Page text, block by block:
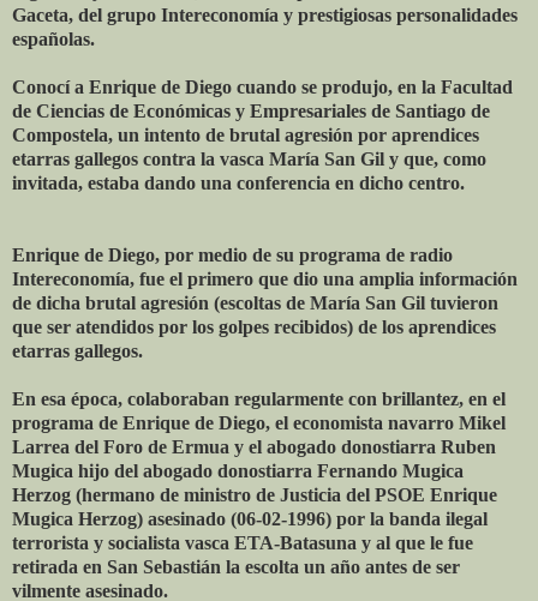
Gaceta, del grupo Intereconomía y prestigiosas personalidades
españolas.
Conocí a Enrique de Diego cuando se produjo, en la Facultad
de Ciencias de Económicas y Empresariales de Santiago de
Compostela, un intento de brutal agresión por aprendices
etarras gallegos contra la vasca María San Gil y que, como
invitada, estaba dando una conferencia en dicho centro.
Enrique de Diego, por medio de su programa de radio
Intereconomía, fue el primero que dio una amplia información
de dicha brutal agresión (escoltas de María San Gil tuvieron
que ser atendidos por los golpes recibidos) de los aprendices
etarras gallegos.
En esa época, colaboraban regularmente con brillantez, en el
programa de Enrique de Diego, el economista navarro Mikel
Larrea del Foro de Ermua y el abogado donostiarra Ruben
Mugica hijo del abogado donostiarra Fernando Mugica
Herzog (hermano de ministro de Justicia del PSOE Enrique
Mugica Herzog) asesinado (06-02-1996) por la banda ilegal
terrorista y socialista vasca ETA-Batasuna y al que le fue
retirada en San Sebastián la escolta un año antes de ser
vilmente asesinado.